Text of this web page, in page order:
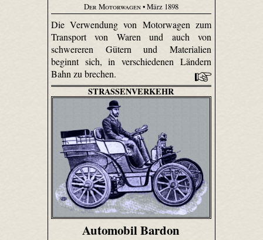
Der Motorwagen• März 1898
Die Verwendung von Motorwagen zum
Transport von Waren und auch von
schwereren Gütern und Materialien
beginnt sich, in verschiedenen Ländern
Bahn zu brechen.
STRASSENVERKEHR
Automobil Bardon